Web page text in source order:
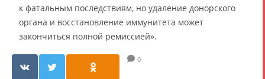
к фатальным последствиям, но удаление донорского
органа и восстановление иммунитета может
закончиться полной ремиссией».
0